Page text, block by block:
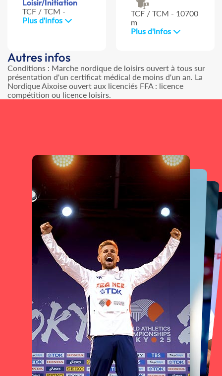
Loisir/Initiation
TCF / TCM -
Plus d'infos
TCF / TCM - 10700
m
Plus d'infos
Autres infos
Conditions : Marche nordique de loisirs ouvert à tous sur
présentation d'un certificat médical de moins d'un an. La
Nordique Aixoise ouvert aux licenciés FFA : licence
compétition ou licence loisirs.